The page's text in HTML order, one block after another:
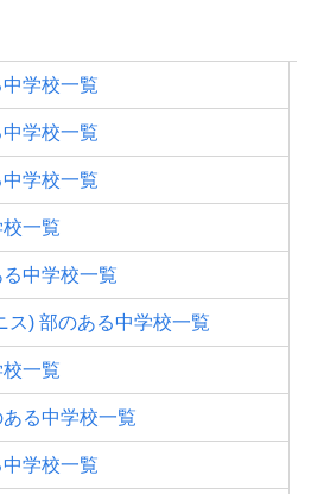
学校一覧
学校一覧
学校一覧
一覧
中学校一覧
ス) 部のある中学校一覧
一覧
る中学校一覧
学校一覧